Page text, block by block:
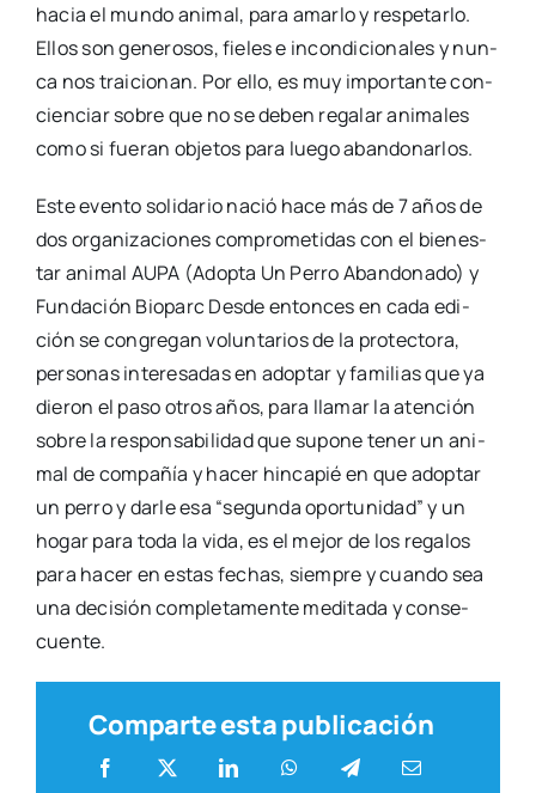
hacia el mun­do ani­mal, para amar­lo y res­pe­tar­lo.
Ellos son gene­ro­sos, fie­les e incon­di­cio­na­les y nun­
ca nos trai­cio­nan. Por ello, es muy impor­tan­te con­
cien­ciar sobre que no se deben rega­lar ani­ma­les
como si fue­ran obje­tos para lue­go aban­do­nar­los.
Este even­to soli­da­rio nació hace más de 7 años de
dos orga­ni­za­cio­nes com­pro­me­ti­das con el bien­es­
tar ani­mal AUPA (Adop­ta Un Perro Aban­do­na­do) y
Fun­da­ción Bio­parc Des­de enton­ces en cada edi­
ción se con­gre­gan volun­ta­rios de la pro­tec­to­ra,
per­so­nas intere­sa­das en adop­tar y fami­lias que ya
die­ron el paso otros años, para lla­mar la aten­ción
sobre la res­pon­sa­bi­li­dad que supo­ne tener un ani­
mal de com­pa­ñía y hacer hin­ca­pié en que adop­tar
un perro y dar­le esa “segun­da opor­tu­ni­dad” y un
hogar para toda la vida, es el mejor de los rega­los
para hacer en estas fechas, siem­pre y cuan­do sea
una deci­sión com­ple­ta­men­te medi­ta­da y con­se­
cuen­te.
Comparte esta publicación